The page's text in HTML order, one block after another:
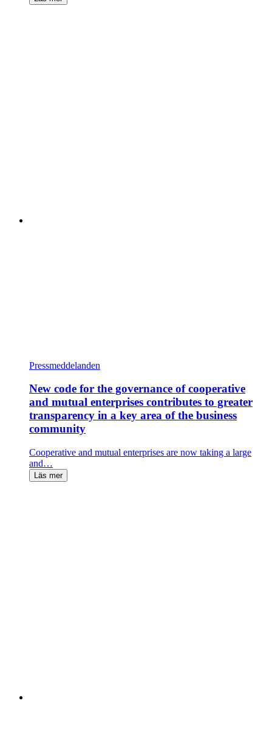
Pressmeddelanden
New code for the governance of cooperative
and mutual enterprises contributes to greater
transparency in a key area of the business
community
Cooperative and mutual enterprises are now taking a large
and…
Läs mer